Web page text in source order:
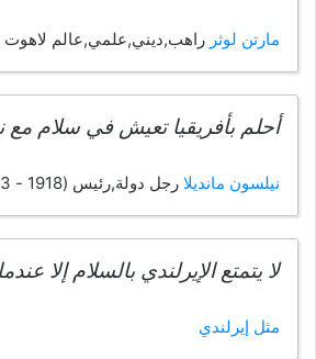
مارتن لوثر راهب,ديني,علمي,عالم لاهوت (1483 -
أحلم بأفريقيا تعيش في سلام مع
نيلسون مانديلا رجل دولة,رئيس (1918 - 2013)
لا يتمتع الإيرلندي بالسلام إلا
مثل إيرلندي